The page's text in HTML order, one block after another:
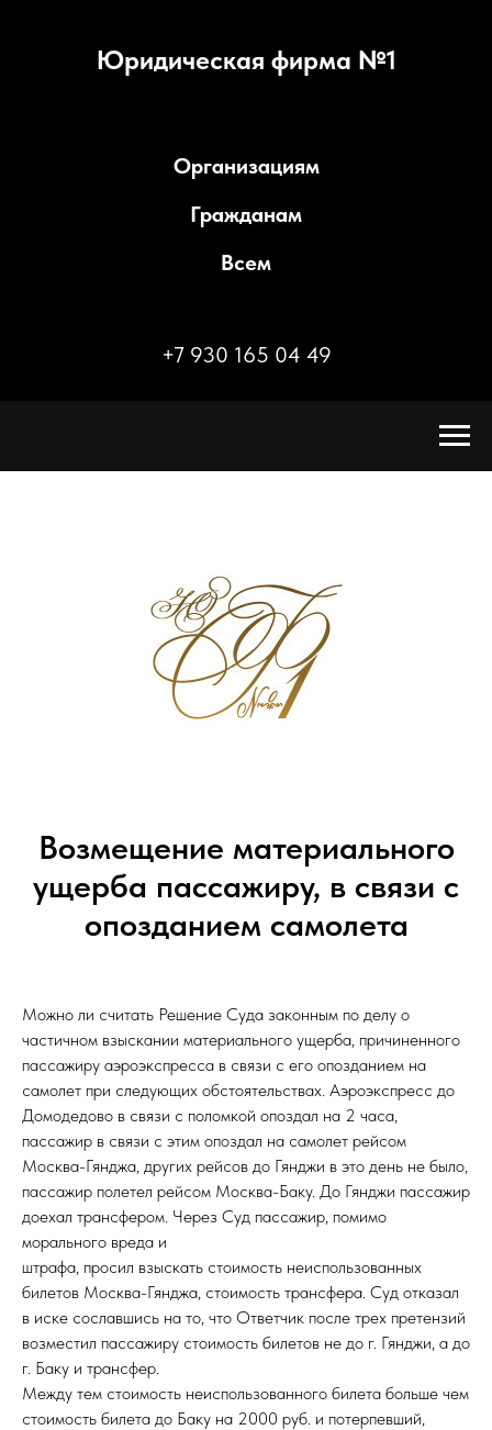
Юридическая фирма №1
Организациям
Гражданам
Всем
+7 930 165 04 49
Возмещение материального
ущерба пассажиру, в связи с
опозданием самолета
Можно ли считать Решение Суда законным по делу о
частичном взыскании материального ущерба, причиненного
пассажиру аэроэкспресса в связи с его опозданием на
самолет при следующих обстоятельствах. Аэроэкспресс до
Домодедово в связи с поломкой опоздал на 2 часа,
пассажир в связи с этим опоздал на самолет рейсом
Москва-Гянджа, других рейсов до Гянджи в это день не было,
пассажир полетел рейсом Москва-Баку. До Гянджи пассажир
доехал трансфером. Через Суд пассажир, помимо
морального вреда и
штрафа, просил взыскать стоимость неиспользованных
билетов Москва-Гянджа, стоимость трансфера. Суд отказал
в иске сославшись на то, что Ответчик после трех претензий
возместил пассажиру стоимость билетов не до г. Гянджи, а до
г. Баку и трансфер.
Между тем стоимость неиспользованного билета больше чем
стоимость билета до Баку на 2000 руб. и потерпевший,